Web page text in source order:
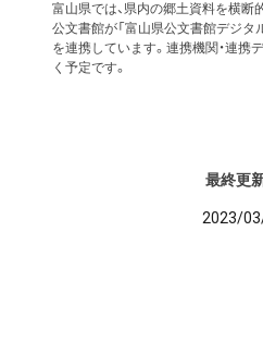
富山県では、県内の郷土資料を横断
公文書館が「富山県公文書館デジタ
を連携しています。連携機関・連携
く予定です。
最終更
2023/